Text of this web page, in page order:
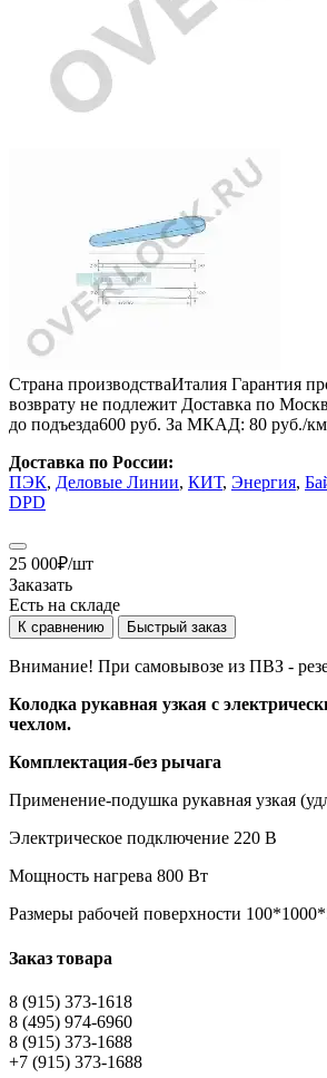
Страна производстваИталия Гарантия
возврату не подлежит Доставка по
до подъезда600 руб. За МКАД: 80 руб./км
Доставка по России:
ПЭК, Деловые Линии, КИТ, Энергия,
DPD
25 000₽/шт
Заказать
Есть на складе
К сравнению Быстрый заказ
Внимание! При самовывозе из ПВЗ -
Колодка рукавная узкая с
чехлом.
Комплектация-без рычага
Применение-подушка рукавная узкая
Электрическое подключение 220 В
Мощность нагрева 800 Вт
Размеры рабочей поверхности
Заказ товара
8 (915) 373-1618
8 (495) 974-6960
8 (915) 373-1688
+7 (915) 373-1688